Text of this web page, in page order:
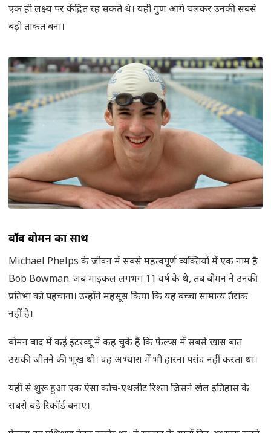
एक ही लक्ष्य पर केंद्रित रह सकते थे। यही गुण आगे चलकर उनकी सबसे
बड़ी ताकत बना।
बॉब बोमन का साथ
Michael Phelps के जीवन में सबसे महत्वपूर्ण व्यक्तियों में एक नाम है
Bob Bowman. जब माइकल लगभग 11 वर्ष के थे, तब बोमन ने उनकी
प्रतिभा को पहचाना। उन्होंने महसूस किया कि यह बच्चा सामान्य तैराक
नहीं है।
बोमन बाद में कई इंटरव्यू में कह चुके हैं कि फेल्प्स में सबसे खास बात
उसकी जीतने की भूख थी। वह अभ्यास में भी हारना पसंद नहीं करता था।
यहीं से शुरू हुआ एक ऐसा कोच-एथलीट रिश्ता जिसने खेल इतिहास के
सबसे बड़े रिकॉर्ड बनाए।